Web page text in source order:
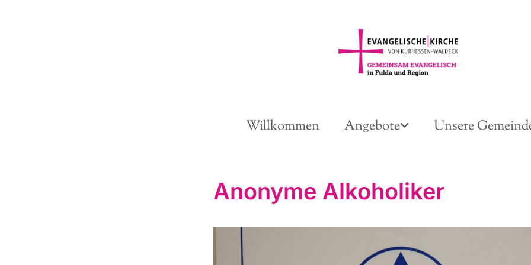
Willkommen Angebote Unsere
Anonyme Alkoholiker